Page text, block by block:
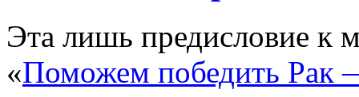
Эта лишь предисловие к
«Поможем победить Рак